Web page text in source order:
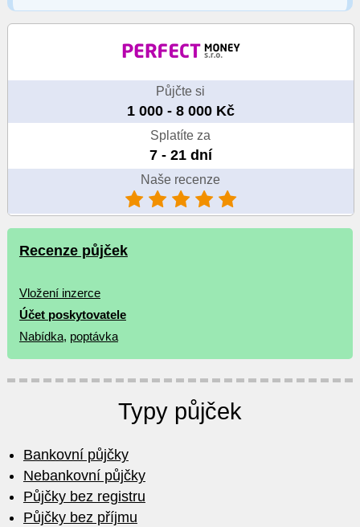
Půjčte si
1 000 - 8 000 Kč
Splatíte za
7 - 21 dní
Naše recenze
Recenze půjček
Vložení inzerce
Účet poskytovatele
Nabídka, poptávka
Typy půjček
Bankovní půjčky
Nebankovní půjčky
Půjčky bez registru
Půjčky bez příjmu